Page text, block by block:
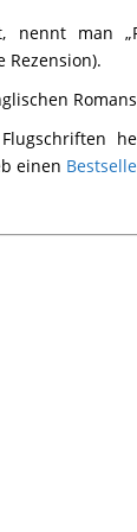
nennt man
Rezension).
einen